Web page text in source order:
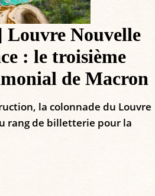
Louvre Nouvelle
: le troisième
de Macron
la colonnade du Louvre
rang de billetterie pour la